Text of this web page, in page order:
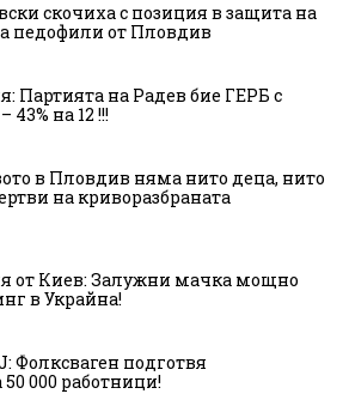
скочиха с позиция в защита на
педофили от Пловдив
Партията на Радев бие ГЕРБ с
43% на 12 !!!
в Пловдив няма нито деца, нито
на криворазбраната
от Киев: Залужни мачка мощно
в Украйна!
Фолксваген подготвя
000 работници!